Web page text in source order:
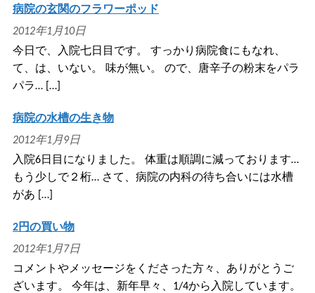
病院の玄関のフラワーポッド
2012年1月10日
今日で、入院七日目です。 すっかり病院食にもなれ、
て、は、いない。 味が無い。 ので、唐辛子の粉末をパラ
パラ… […]
病院の水槽の生き物
2012年1月9日
入院6日目になりました。 体重は順調に減っております…
もう少しで２桁… さて、病院の内科の待ち合いには水槽
があ […]
2円の買い物
2012年1月7日
コメントやメッセージをくださった方々、ありがとうご
ざいます。 今年は、新年早々、1/4から入院しています。